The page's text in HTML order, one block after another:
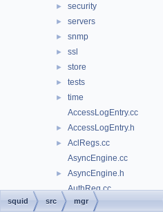
► security
► servers
► snmp
► ssl
► store
► tests
►
time
AccessLogEntry.cc
► AccessLogEntry.h
►
AclRegs.cc
AsyncEngine.cc
►
AsyncEngine.h
AuthReg.cc
► AuthReg.h
squid src mgr